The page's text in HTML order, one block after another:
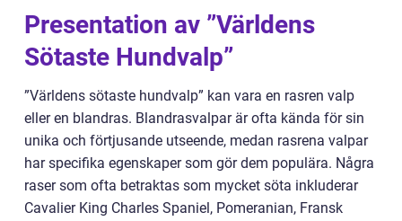
Presentation av ”Världens
Sötaste Hundvalp”
”Världens sötaste hundvalp” kan vara en rasren valp
eller en blandras. Blandrasvalpar är ofta kända för sin
unika och förtjusande utseende, medan rasrena valpar
har specifika egenskaper som gör dem populära. Några
raser som ofta betraktas som mycket söta inkluderar
Cavalier King Charles Spaniel, Pomeranian, Fransk